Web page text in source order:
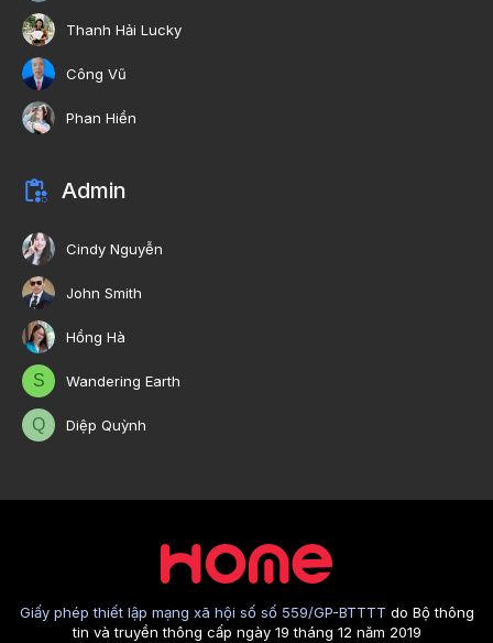
Thanh Hải Lucky
Công Vũ
Phan Hiền
Admin
Cindy Nguyễn
John Smith
Hồng Hà
S Wandering Earth
Q Diệp Quỳnh
Giấy phép thiết lập mạng xã hội số số 559/GP-BTTTT do Bộ thông
tin và truyền thông cấp ngày 19 tháng 12 năm 2019